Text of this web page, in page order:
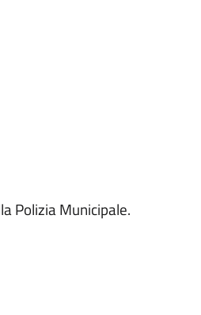
Polizia Municipale.